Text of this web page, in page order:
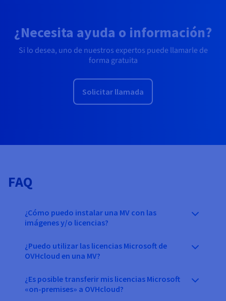
¿Necesita ayuda o información?
Si lo desea, uno de nuestros expertos puede llamarle de
forma gratuita
Solicitar llamada
FAQ
¿Cómo puedo instalar una MV con las
imágenes y/o licencias?
¿Puedo utilizar las licencias Microsoft de
OVHcloud en una MV?
¿Es posible transferir mis licencias Microsoft
«on-premises» a OVHcloud?